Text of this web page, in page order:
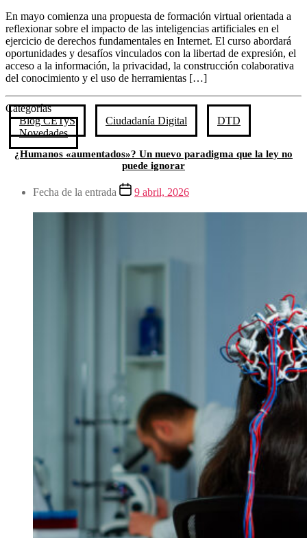
En mayo comienza una propuesta de formación virtual orientada a
reflexionar sobre el impacto de las inteligencias artificiales en el
ejercicio de derechos fundamentales en Internet. El curso abordará
oportunidades y desafíos vinculados con la libertad de expresión, el
acceso a la información, la privacidad, la construcción colaborativa
del conocimiento y el uso de herramientas […]
Categorías
Blog CETyS
Ciudadanía Digital
DTD
Novedades
¿Humanos «aumentados»? Un nuevo paradigma que la ley no
puede ignorar
Fecha de la entrada 9 abril, 2026